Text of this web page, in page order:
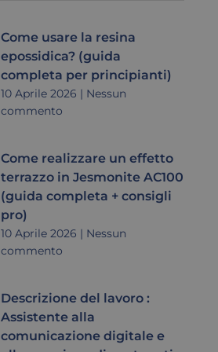
Come usare la resina
epossidica? (guida
completa per principianti)
10 Aprile 2026
Nessun
commento
Come realizzare un effetto
terrazzo in Jesmonite AC100
(guida completa + consigli
pro)
10 Aprile 2026
Nessun
commento
Descrizione del lavoro :
Assistente alla
comunicazione digitale e